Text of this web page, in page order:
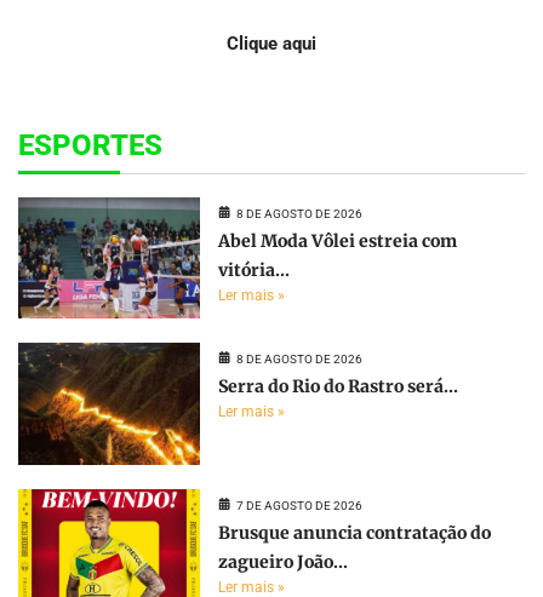
Clique aqui
ESPORTES
8 DE AGOSTO DE 2026
Abel Moda Vôlei estreia com
vitória...
Ler mais »
8 DE AGOSTO DE 2026
Serra do Rio do Rastro será...
Ler mais »
7 DE AGOSTO DE 2026
Brusque anuncia contratação do
zagueiro João...
Ler mais »